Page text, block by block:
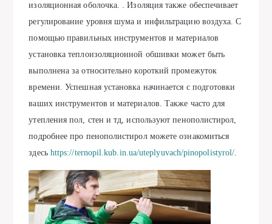
изоляционная оболочка. . Изоляция также обеспечивает
регулирование уровня шума и инфильтрацию воздуха. С
помощью правильных инструментов и материалов
установка теплоизоляционной обшивки может быть
выполнена за относительно короткий промежуток
времени. Успешная установка начинается с подготовки
ваших инструментов и материалов. Также часто для
утепления пол, стен и тд, используют пенополистирол,
подробнее про пенополистирол можете ознакомиться
здесь https://ternopil.kub.in.ua/uteplyuvach/pinopolistyrol/.